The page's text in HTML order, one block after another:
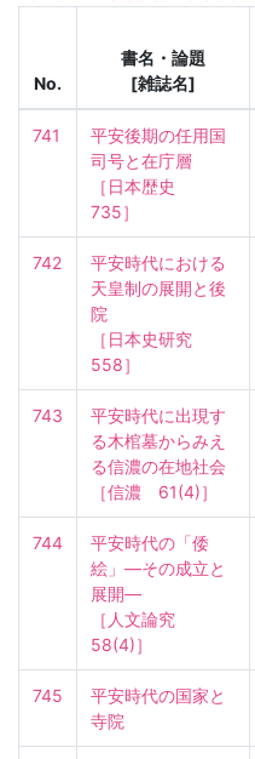
No.
書名・論題
[雑誌名]
741
平安後期の任用国
司号と在庁層
［日本歴史
735］
742
平安時代における
天皇制の展開と後
院
［日本史研究
558］
743
平安時代に出現す
る木棺墓からみえ
る信濃の在地社会
［信濃　61(4)］
744
平安時代の「倭
絵」―その成立と
展開―
［人文論究
58(4)］
745
平安時代の国家と
寺院